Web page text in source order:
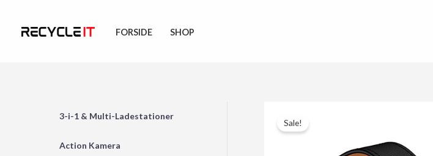
FORSIDE SHOP
3-i-1 & Multi-Ladestationer
Action Kamera
Sale!